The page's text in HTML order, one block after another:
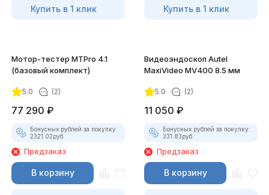
Купить в 1 клик Купить в 1 клик
Мотор-тестер MTPro 4.1
(базовый комплект)
5.0 (2)
77 290 ₽
Бонусных рублей за покупку:
2321.02руб.
Предзаказ
В корзину
Видеоэндоскоп Autel
MaxiVideo MV400 8.5 мм
5.0 (2)
11 050 ₽
Бонусных рублей за покупку:
331.83руб.
Предзаказ
В корзину